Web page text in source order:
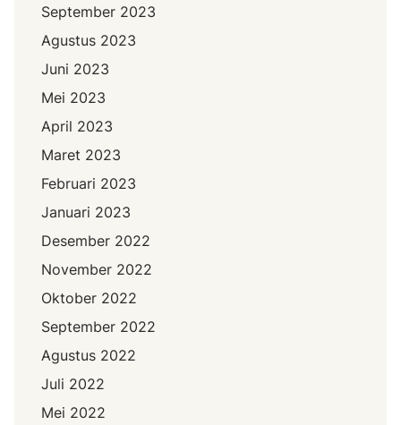
September 2023
Agustus 2023
Juni 2023
Mei 2023
April 2023
Maret 2023
Februari 2023
Januari 2023
Desember 2022
November 2022
Oktober 2022
September 2022
Agustus 2022
Juli 2022
Mei 2022